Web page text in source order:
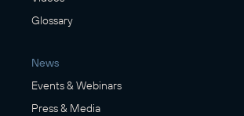
Glossary
News
Events & Webinars
Press & Media